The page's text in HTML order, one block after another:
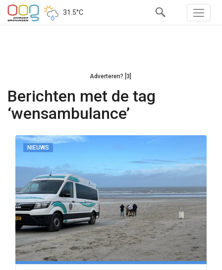
31.5°C
Adverteren? [3]
Berichten met de tag
‘wensambulance’
NIEUWS